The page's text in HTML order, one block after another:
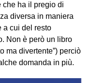
che ha il pregio di
diversa in maniera
a cui del resto
Non è però un libro
ma divertente”) perciò
domanda in più.